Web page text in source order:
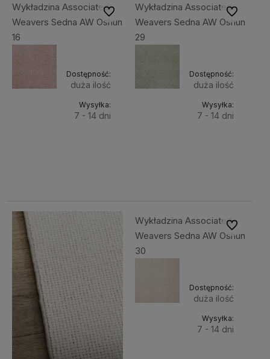
Wykładzina Associated
Weavers Sedna AW Oshun
16
Dostępność:
duża ilość
Wysyłka:
7 - 14 dni
Do ulubionychWykładzina Associated
Weavers Sedna AW Oshun
29
Dostępność:
duża ilość
Wysyłka:
7 - 14 dni
Do
Wykładzina Associated
Weavers Sedna AW Oshun
30
Dostępność:
duża ilość
Wysyłka:
7 - 14 dni
Do